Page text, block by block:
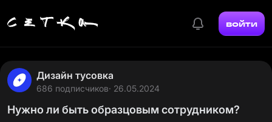
войти
Дизайн тусовка
686 подписчиков· 26.05.2024
Нужно ли быть образцовым сотрудником?